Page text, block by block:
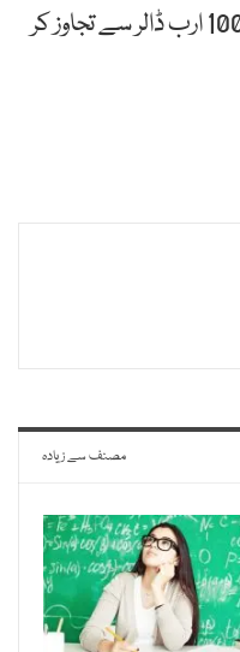
امریکی کسٹمز ڈیوٹی کی آمدنی 100 ارب ڈالر سے تجاوز کر
مصنف سے زیادہ